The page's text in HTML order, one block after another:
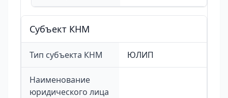
Cубъект КНМ
Тип субъекта КНМ ЮЛИП
Наименование
юридического лица